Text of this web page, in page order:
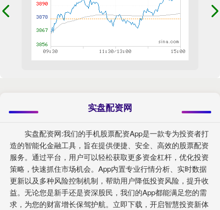
实盘配资网
实盘配资网:我们的手机股票配资App是一款专为投资者打
造的智能化金融工具，旨在提供便捷、安全、高效的股票配资
服务。通过平台，用户可以轻松获取更多资金杠杆，优化投资
策略，快速抓住市场机会。App内置专业行情分析、实时数据
更新以及多种风险控制机制，帮助用户降低投资风险，提升收
益。无论您是新手还是资深股民，我们的App都能满足您的需
求，为您的财富增长保驾护航。立即下载，开启智慧投资新体